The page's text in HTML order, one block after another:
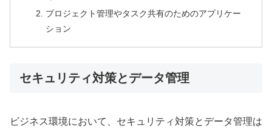
プロジェクト管理やタスク共有のためのアプリケー
ション
セキュリティ対策とデータ管理
ビジネス環境において、セキュリティ対策とデータ管理は